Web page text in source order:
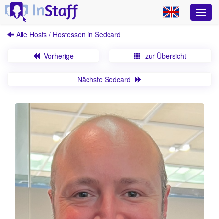
Alle Hosts / Hostessen in Sedcard
Vorherige zur Übersicht
Nächste Sedcard